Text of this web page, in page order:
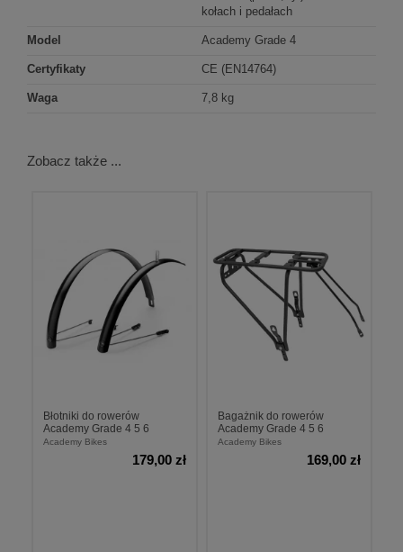
kołach i pedałach
Model Academy Grade 4
Certyfikaty CE (EN14764)
Waga 7,8 kg
Zobacz także ...
Błotniki do rowerów
Academy Grade 4 5 6
Academy Bikes
179,00 zł
Bagażnik do rowerów
Academy Grade 4 5 6
Academy Bikes
169,00 zł